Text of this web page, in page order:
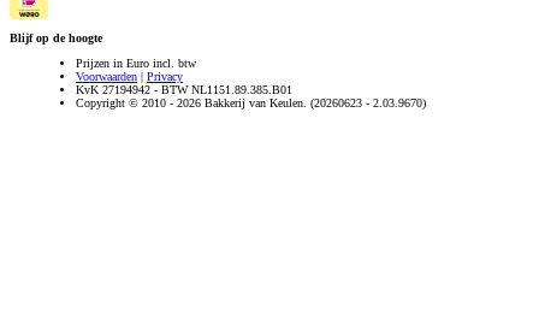
Blijf op de hoogte
Prijzen in Euro incl. btw
Voorwaarden | Privacy
KvK 27194942 - BTW NL1151.89.385.B01
Copyright © 2010 - 2026 Bakkerij van Keulen. (20260623 - 2.03.9670)